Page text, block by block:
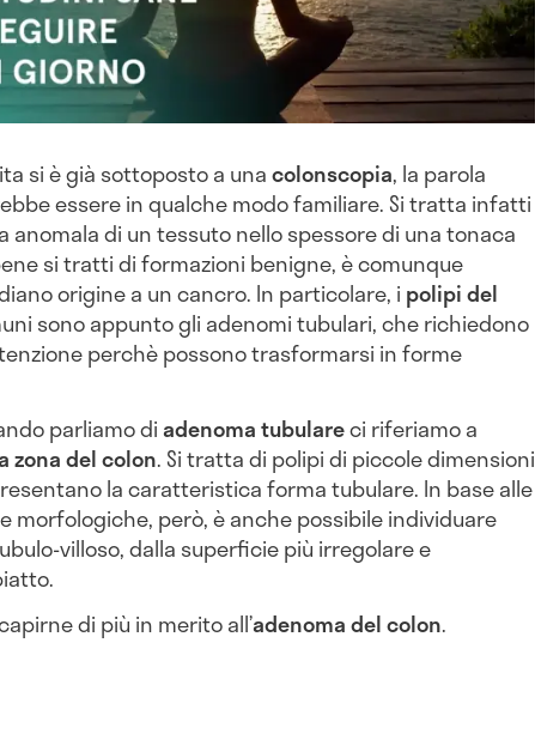
si è già sottoposto a unacolonscopia, la parola
essere in qualche modo familiare. Si tratta infatti
anomala di un tessuto nello spessore di una tonaca
si tratti di formazioni benigne, è comunque
origine a un cancro. In particolare, i polipi del
sono appunto gli adenomi tubulari, che richiedono
perchè possono trasformarsi in forme
parliamo diadenoma tubulareci riferiamo a
zona del colon. Si tratta di polipi di piccole dimensioni
la caratteristica forma tubulare. In base alle
morfologiche, però, è anche possibile individuare
villoso, dalla superficie più irregolare e
di più in merito all’adenoma del colon.